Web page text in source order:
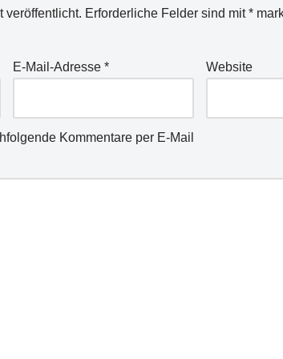
veröffentlicht. Erforderliche Felder sind mit*
E-Mail-Adresse * Website
Kommentare per E-Mail